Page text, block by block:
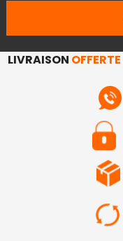
LIVRAISON OFFERTE